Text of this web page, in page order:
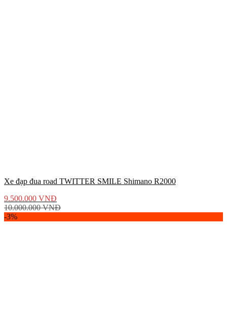
Xe đạp đua road TWITTER SMILE Shimano R2000
9.500.000 VNĐ
10.000.000VNĐ
-3%